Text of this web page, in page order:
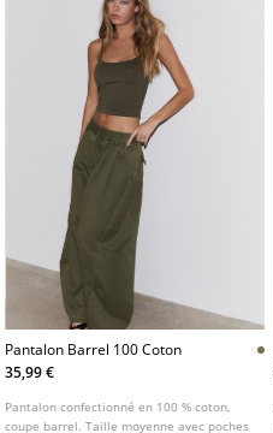
Pantalon Barrel 100 Coton
35,99 €
Pantalon confectionné en 100 % coton,
coupe barrel. Taille moyenne avec poches